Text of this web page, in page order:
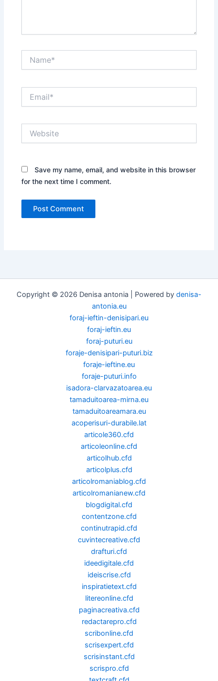
Save my name, email, and website in this browser
for the next time I comment.
Copyright © 2026 Denisa antonia | Powered by denisa-
antonia.eu
foraj-ieftin-denisipari.eu
foraj-ieftin.eu
foraj-puturi.eu
foraje-denisipari-puturi.biz
foraje-ieftine.eu
foraje-puturi.info
isadora-clarvazatoarea.eu
tamaduitoarea-mirna.eu
tamaduitoareamara.eu
acoperisuri-durabile.lat
articole360.cfd
articoleonline.cfd
articolhub.cfd
articolplus.cfd
articolromaniablog.cfd
articolromanianew.cfd
blogdigital.cfd
contentzone.cfd
continutrapid.cfd
cuvintecreative.cfd
drafturi.cfd
ideedigitale.cfd
ideiscrise.cfd
inspiratietext.cfd
litereonline.cfd
paginacreativa.cfd
redactarepro.cfd
scribonline.cfd
scrisexpert.cfd
scrisinstant.cfd
scrispro.cfd